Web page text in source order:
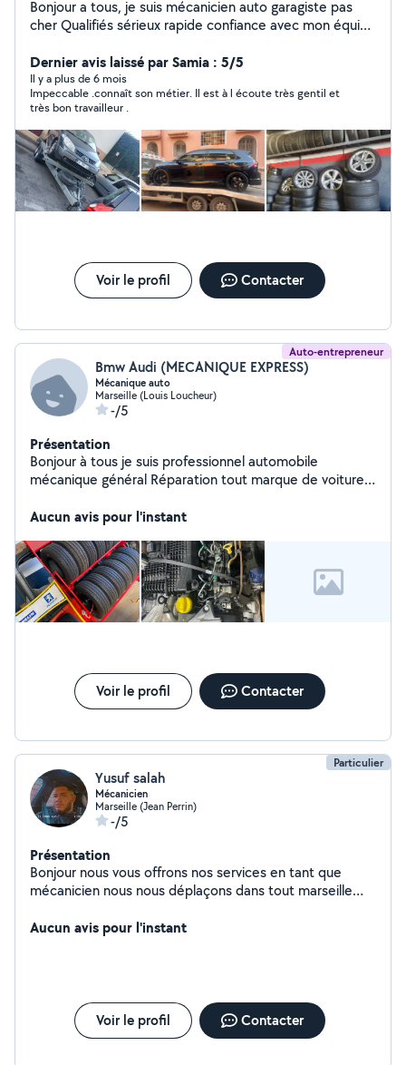
Bonjour a tous, je suis mécanicien auto garagiste pas
cher Qualifiés sérieux rapide confiance avec mon équipe
on a des pièce neuf et occasion et le prix pas cher
surtout à votre disposition au garage ou a votre domicile
,ci on et disponible, disponible avec rendez-vous Service
vente et achats des voitures occasion Service
mécanique automobile Service carrossier automobile
Service vitrage Service contrôle technique Service
pneumatiques Service location de voiture Service
pièces -15% Pour plus d'informations contactez moi par
téléphone
Dernier avis laissé par Samia : 5/5
Il y a plus de 6 mois
Impeccable .connaît son métier. Il est à l écoute très gentil et
très bon travailleur .
Voir le profil Contacter
Auto-entrepreneur
Bmw Audi (MECANIQUE EXPRESS)
Mécanique auto
Marseille (Louis Loucheur)
-/5
Présentation
Bonjour à tous je suis professionnel automobile
mécanique général Réparation tout marque de voiture
Pneus neufs et occasion Réparation boîte automatique
garage Diagnostic à partir de 50 Déplacement et devis
gratuit Cordialement
Aucun avis pour l'instant
Voir le profil Contacter
Particulier
Yusuf salah
Mécanicien
Marseille (Jean Perrin)
-/5
Présentation
Bonjour nous vous offrons nos services en tant que
mécanicien nous nous déplaçons dans tout marseille
professionnel et à l'écoute de mes Clients je m'occupe
Aucun avis pour l'instant
Voir le profil Contacter